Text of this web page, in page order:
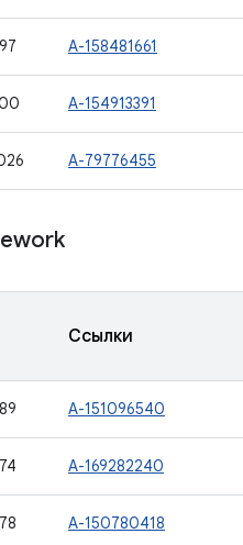
A-158481661
A-154913391
A-79776455
Ссылки
A-151096540
A-169282240
A-150780418